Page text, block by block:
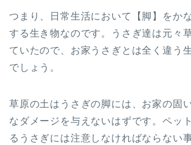
つまり、日常生活において【脚】をか
する生き物なのです。うさぎ達は元々
ていたので、お家うさぎとは全く違う
でしょう。
草原の土はうさぎの脚には、お家の固
なダメージを与えないはずです。ペッ
るうさぎには注意しなければならない